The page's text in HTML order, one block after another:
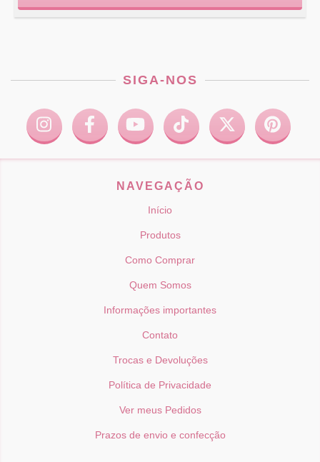
SIGA-NOS
NAVEGAÇÃO
Início
Produtos
Como Comprar
Quem Somos
Informações importantes
Contato
Trocas e Devoluções
Política de Privacidade
Ver meus Pedidos
Prazos de envio e confecção